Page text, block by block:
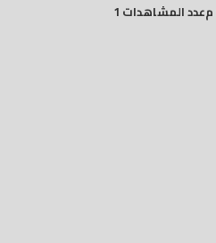
عدد المشاهدات 1